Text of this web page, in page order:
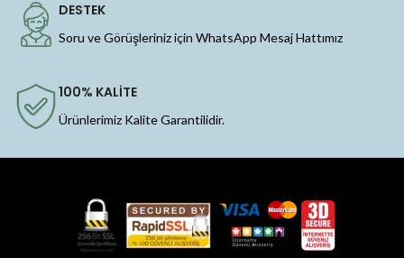
DESTEK
Soru ve Görüşleriniz için WhatsApp Mesaj Hattımız
100% KALİTE
Ürünlerimiz Kalite Garantilidir.